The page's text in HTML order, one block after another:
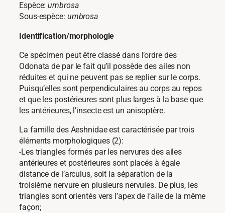
Espèce:umbrosa
Sous-espèce: umbrosa
Identification/morphologie
Ce spécimen peut être classé dans l’ordre des
Odonata de par le fait qu’il possède des ailes non
réduites et qui ne peuvent pas se replier sur le corps.
Puisqu’elles sont perpendiculaires au corps au repos
et que les postérieures sont plus larges à la base que
les antérieures, l’insecte est un anisoptère.
La famille des Aeshnidae est caractérisée par trois
éléments morphologiques (2):
-Les triangles formés par les nervures des ailes
antérieures et postérieures sont placés à égale
distance de l’arculus, soit la séparation de la
troisième nervure en plusieurs nervules. De plus, les
triangles sont orientés vers l’apex de l’aile de la même
façon;